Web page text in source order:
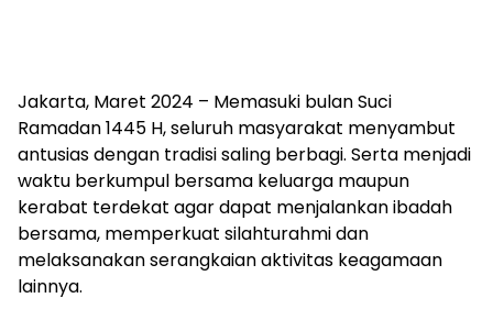
Jakarta, Maret 2024 – Memasuki bulan Suci
Ramadan 1445 H, seluruh masyarakat menyambut
antusias dengan tradisi saling berbagi. Serta menjadi
waktu berkumpul bersama keluarga maupun
kerabat terdekat agar dapat menjalankan ibadah
bersama, memperkuat silahturahmi dan
melaksanakan serangkaian aktivitas keagamaan
lainnya.